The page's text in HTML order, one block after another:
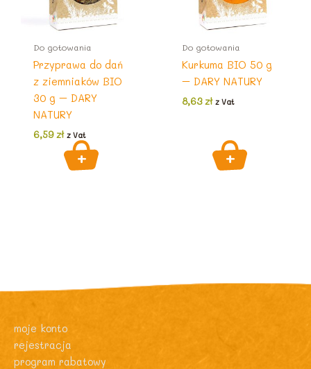
Do gotowania
Przyprawa do dań
z ziemniaków BIO
30 g – DARY
NATURY
6,59zł z Vat
Do gotowania
Kurkuma BIO 50 g
– DARY NATURY
8,63zł z Vat
moje konto
rejestracja
program rabatowy